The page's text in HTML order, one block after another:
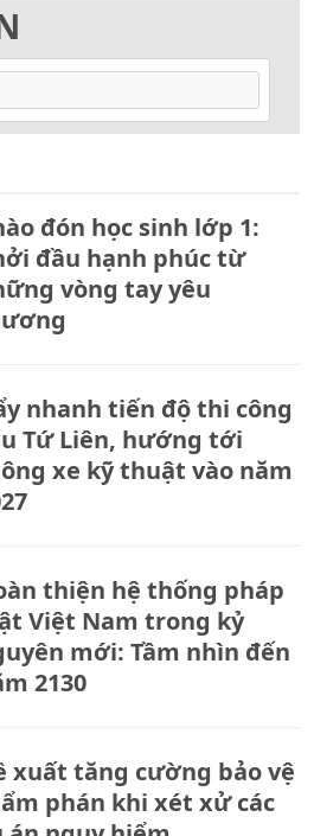
đón học sinh lớp 1:
đầu hạnh phúc từ
vòng tay yêu
nhanh tiến độ thi công
Tứ Liên, hướng tới
xe kỹ thuật vào năm
thiện hệ thống pháp
Việt Nam trong kỷ
mới: Tầm nhìn đến
2130
xuất tăng cường bảo vệ
phán khi xét xử các